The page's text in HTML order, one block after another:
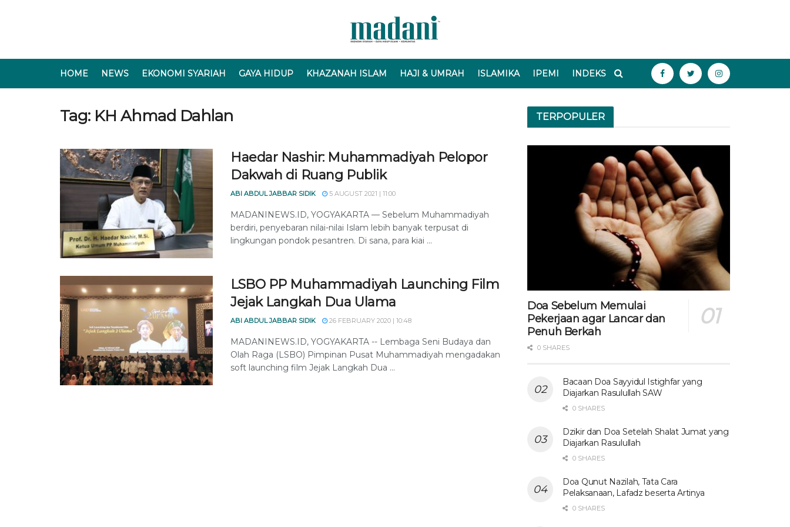
HOME NEWS EKONOMI SYARIAH GAYA HIDUP KHAZANAH ISLAM HAJI & UMRAH ISLAMIKA IPEMI INDEKS
Tag: KH Ahmad Dahlan
Haedar Nashir: Muhammadiyah Pelopor
Dakwah di Ruang Publik
ABI ABDUL JABBAR SIDIK 5 AUGUST 2021 | 11:00
MADANINEWS.ID, YOGYAKARTA — Sebelum Muhammadiyah
berdiri, penyebaran nilai-nilai Islam lebih banyak terpusat di
lingkungan pondok pesantren. Di sana, para kiai ...
LSBO PP Muhammadiyah Launching Film
Jejak Langkah Dua Ulama
ABI ABDUL JABBAR SIDIK 26 FEBRUARY 2020 | 10:48
MADANINEWS.ID, YOGYAKARTA -- Lembaga Seni Budaya dan
Olah Raga (LSBO) Pimpinan Pusat Muhammadiyah mengadakan
soft launching film Jejak Langkah Dua ...
TERPOPULER
Doa Sebelum Memulai
Pekerjaan agar Lancar dan
Penuh Berkah
0 SHARES
Bacaan Doa Sayyidul Istighfar yang
Diajarkan Rasulullah SAW
0 SHARES
Dzikir dan Doa Setelah Shalat Jumat yang
Diajarkan Rasulullah
0 SHARES
Doa Qunut Nazilah, Tata Cara
Pelaksanaan, Lafadz beserta Artinya
0 SHARES